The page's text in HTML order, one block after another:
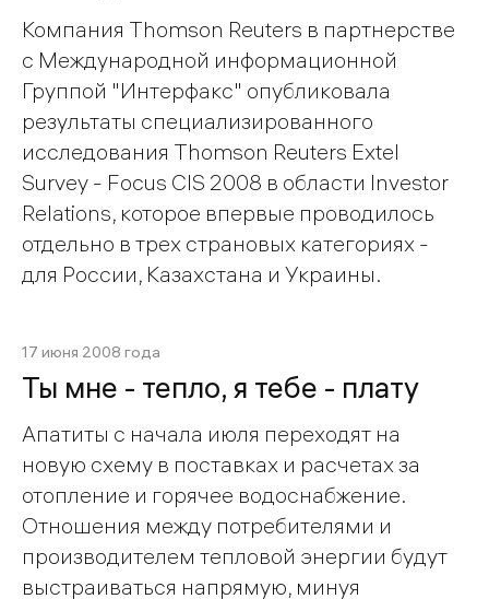
Компания Thomson Reuters в партнерстве
с Международной информационной
Группой "Интерфакс" опубликовала
результаты специализированного
исследования Thomson Reuters Extel
Survey - Focus CIS 2008 в области Investor
Relations, которое впервые проводилось
отдельно в трех страновых категориях -
для России, Казахстана и Украины.
17 июня 2008 года
Ты мне - тепло, я тебе - плату
Апатиты с начала июля переходят на
новую схему в поставках и расчетах за
отопление и горячее водоснабжение.
Отношения между потребителями и
производителем тепловой энергии будут
выстраиваться напрямую, минуя